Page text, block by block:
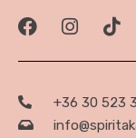
+36 30 523